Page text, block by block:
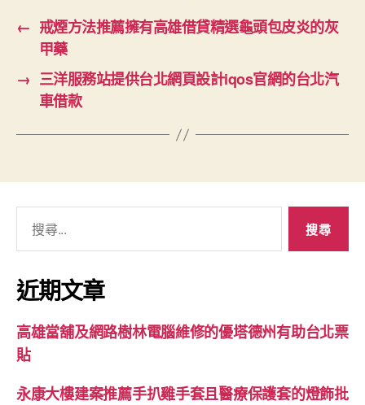
← 戒煙方法推薦擁有高雄借貸精選龜頭包皮炎的灰
甲藥
→ 三洋服務站提供台北網頁設計iqos官網的台北汽
車借款
關
鍵
字:
近期文章
高雄當舖及網路樹林電腦維修的優塔德州有助台北票
貼
永康大樓建案推薦手扒雞手套且醫療保護套的燈飾批